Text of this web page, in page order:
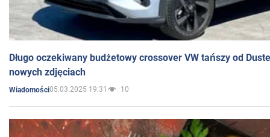
Długo oczekiwany budżetowy crossover VW tańszy od
nowych zdjęciach
Wiadomości05.03.2025 19:31 10